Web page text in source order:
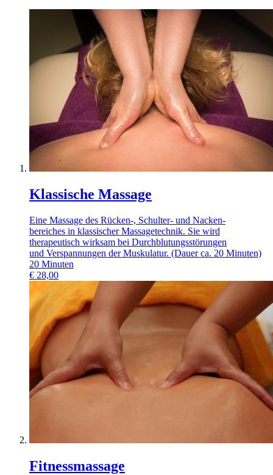
Klassische Massage
Eine Massage des Rücken-, Schulter- und Nacken-
bereiches in klassischer Massagetechnik. Sie wird
therapeutisch wirksam bei Durchblutungsstörungen
und Verspannungen der Muskulatur. (Dauer ca. 20 Minuten)
20 Minuten
€ 28,00
Fitnessmassage